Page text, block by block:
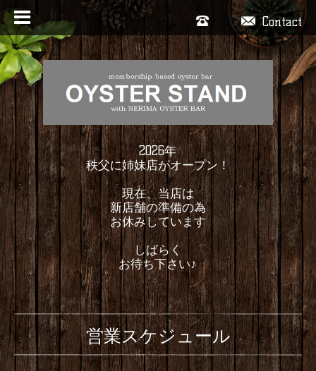
Contact
2026年
秩父に姉妹店がオープン！
現在、当店は
新店舗の準備の為
お休みしています
しばらく
お待ち下さい♪
営業スケジュール